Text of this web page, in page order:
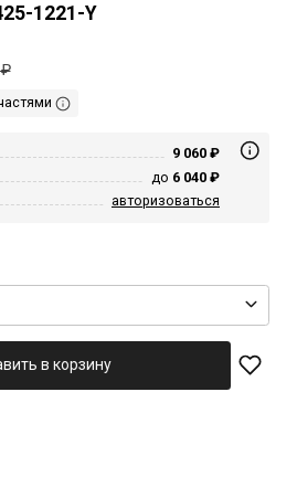
1221-Y
9 060 ₽
до 6 040 ₽
авторизоваться
в корзину